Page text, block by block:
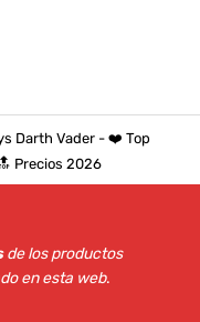
Darth Vader - ❤️ Top
Precios 2026
de los productos
en esta web.